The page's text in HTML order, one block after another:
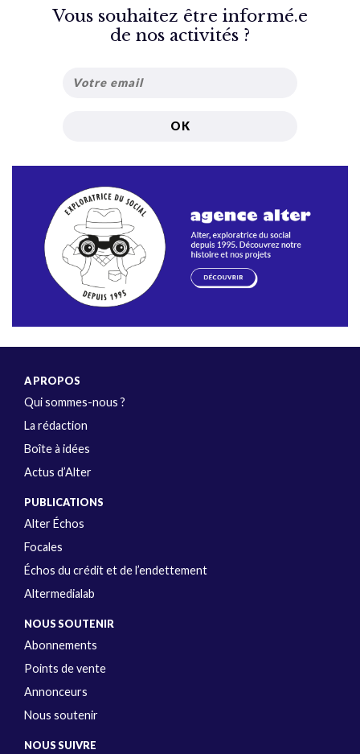
Vous souhaitez être informé.e
de nos activités ?
A PROPOS
Qui sommes-nous ?
La rédaction
Boîte à idées
Actus d’Alter
PUBLICATIONS
Alter Échos
Focales
Échos du crédit et de l’endettement
Altermedialab
NOUS SOUTENIR
Abonnements
Points de vente
Annonceurs
Nous soutenir
NOUS SUIVRE